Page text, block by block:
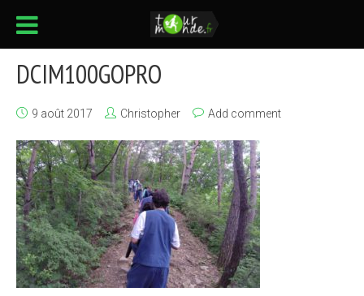
DCIM100GOPRO
9 août 2017 Christopher Add comment